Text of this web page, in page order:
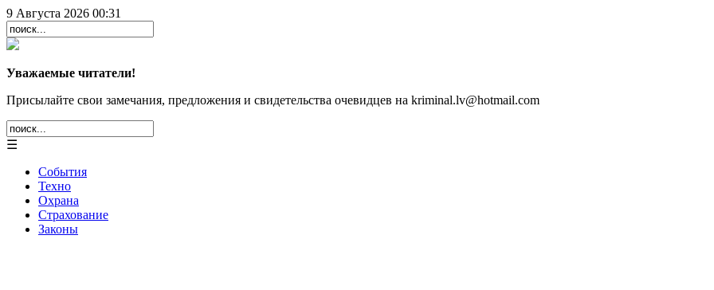
9 Августа 2026 00:31
Уважаемые читатели!
Присылайте свои замечания, предложения и свидетельства очевидцев на kriminal.lv@hotmail.com
☰
События
Техно
Охрана
Страхование
Законы